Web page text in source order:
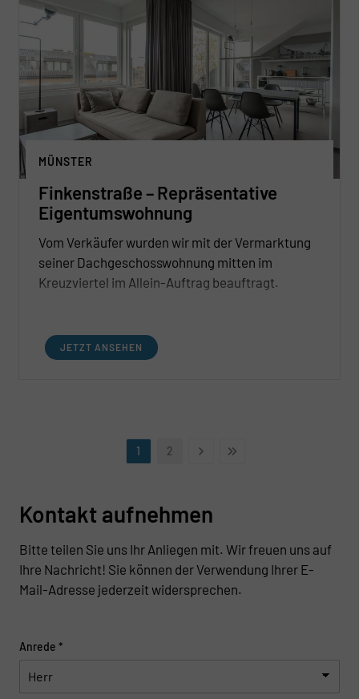
MÜNSTER
Finkenstraße – Repräsentative
Eigentumswohnung
Vom Verkäufer wurden wir mit der Vermarktung
seiner Dachgeschosswohnung mitten im
Kreuzviertel im Allein-Auftrag beauftragt.
JETZT ANSEHEN
1 2
Kontakt aufnehmen
Bitte teilen Sie uns Ihr Anliegen mit. Wir freuen uns auf
Ihre Nachricht! Sie können der Verwendung Ihrer E-
Mail-Adresse jederzeit widersprechen.
Anrede *